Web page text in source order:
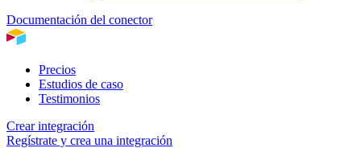
Documentación del conector
Precios
Estudios de caso
Testimonios
Crear integración
Regístrate y crea una integración